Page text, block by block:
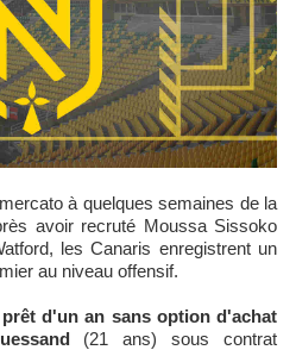
avoir recruté Moussa Sissoko
les Canaris enregistrent un
au niveau offensif.
prêt d'un an sans option d'achat
(21 ans) sous contrat